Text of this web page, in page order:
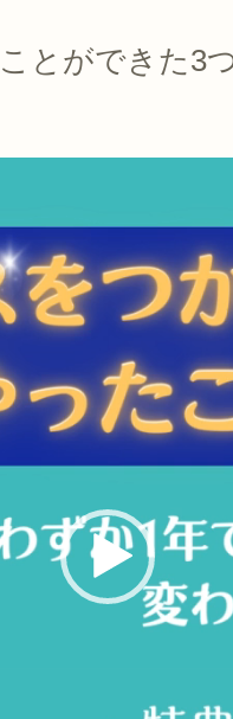
とができた3